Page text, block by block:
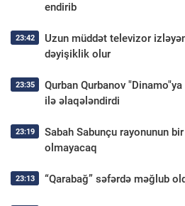
endirib
23:42
Uzun müddət televizor
dəyişiklik olur
23:35
Qurban Qurbanov
ilə əlaqələndirdi
23:19
Sabah Sabunçu rayonunun
olmayacaq
23:13 “Qarabağ” səfərdə məğlub